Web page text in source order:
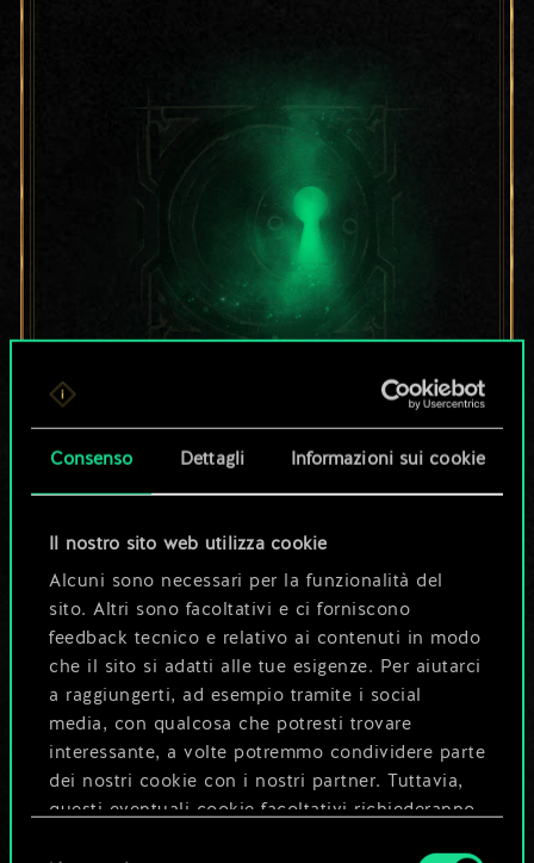
Consenso Dettagli Informazioni sui cookie
Il nostro sito web utilizza cookie
Alcuni sono necessari per la funzionalità del
sito. Altri sono facoltativi e ci forniscono
feedback tecnico e relativo ai contenuti in modo
che il sito si adatti alle tue esigenze. Per aiutarci
a raggiungerti, ad esempio tramite i social
media, con qualcosa che potresti trovare
interessante, a volte potremmo condividere parte
dei nostri cookie con i nostri partner. Tuttavia,
questi eventuali cookie facoltativi richiederanno
Per ora, è solo un
set di carte
Ma può diventare
molto altro!
guida
Modifica mazzo